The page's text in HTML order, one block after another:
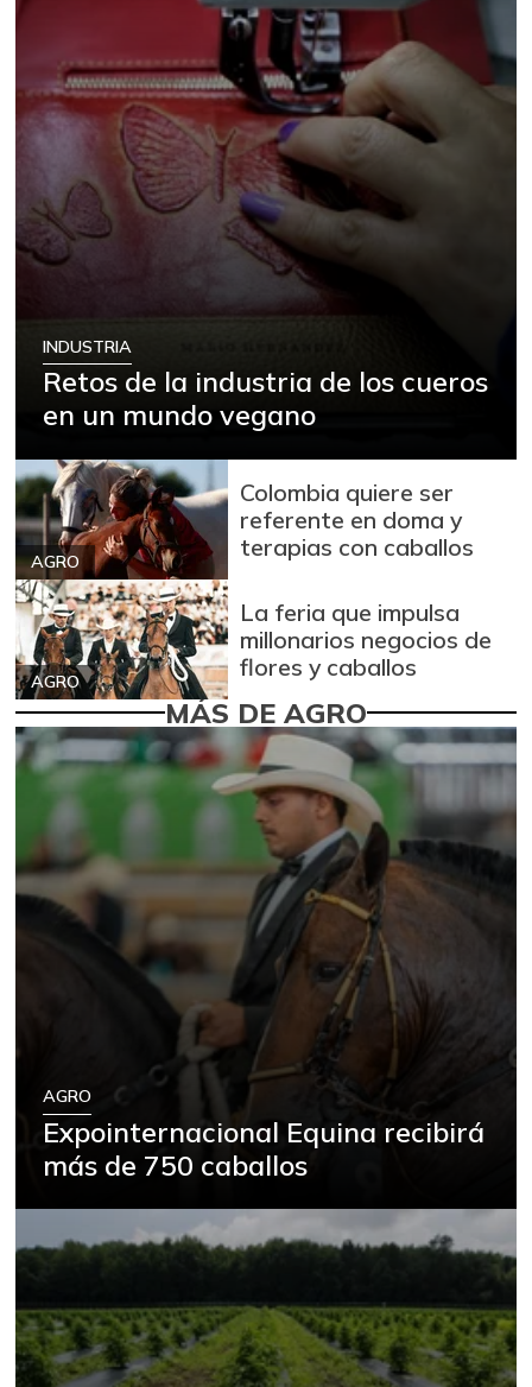
INDUSTRIA
Retos de la industria de los cueros
en un mundo vegano
AGRO
Colombia quiere ser
referente en doma y
terapias con caballos
AGRO
La feria que impulsa
millonarios negocios de
flores y caballos
MÁS DE AGRO
AGRO
Expointernacional Equina recibirá
más de 750 caballos